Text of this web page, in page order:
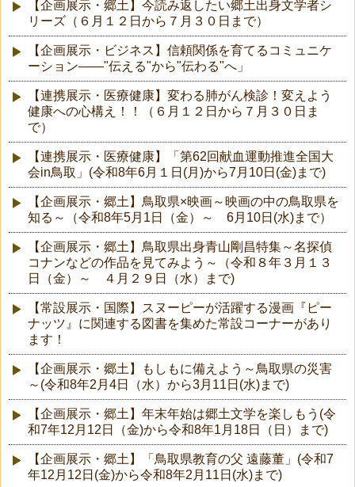
【企画展示・郷土】今読み返したい郷土出身文学者シ
リーズ（６月１２日から７月３０日まで）
【企画展示・ビジネス】信頼関係を育てるコミュニケ
ーション――"伝える"から"伝わる"へ」
【連携展示・医療健康】変わる肺がん検診！変えよう
健康への心構え！！（６月１２日から７月３０日ま
で）
【連携展示・医療健康】「第62回献血運動推進全国大
会in鳥取」(令和8年6月１日(月)から7月10日(金)まで)
【企画展示・郷土】鳥取県×映画～映画の中の鳥取県を
知る～（令和8年5月1日（金）～ 6月10日(水)まで）
【企画展示・郷土】鳥取県出身青山剛昌特集～名探偵
コナンなどの作品を見てみよう～（令和８年３月１３
日（金）～ ４月２９日（水）まで)
【常設展示・国際】スヌーピーが活躍する漫画『ピー
ナッツ』に関連する図書を集めた常設コーナーがあり
ます！
【企画展示・郷土】もしもに備えよう～鳥取県の災害
～(令和8年2月4日（水）から3月11日(水)まで)
【企画展示・郷土】年末年始は郷土文学を楽しもう(令
和7年12月12日（金)から令和8年1月18日（日）まで)
【企画展示・郷土】「鳥取県教育の父 遠藤董」(令和7
年12月12日(金)から令和8年2月11日(水)まで)